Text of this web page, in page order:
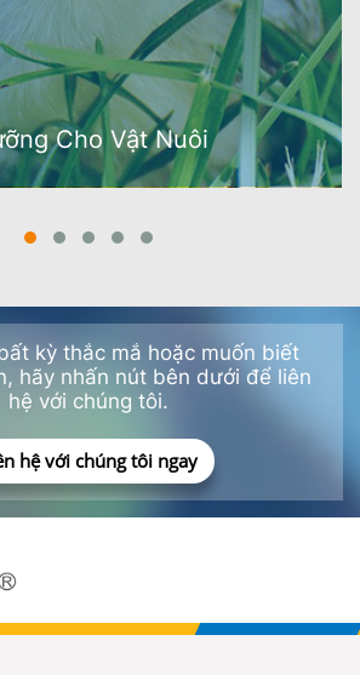
Cho Vật Nuôi
kỳ thắc mắ hoặc muốn biết
hãy nhấn nút bên dưới để liên
hệ với chúng tôi.
hệ với chúng tôi ngay